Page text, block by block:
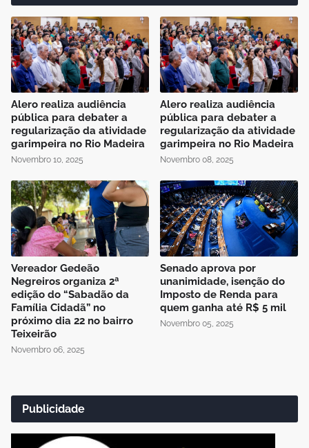
Alero realiza audiência
pública para debater a
regularização da atividade
garimpeira no Rio Madeira
Novembro 10, 2025
Alero realiza audiência
pública para debater a
regularização da atividade
garimpeira no Rio Madeira
Novembro 08, 2025
Vereador Gedeão
Negreiros organiza 2ª
edição do “Sabadão da
Família Cidadã” no
próximo dia 22 no bairro
Teixeirão
Novembro 06, 2025
Senado aprova por
unanimidade, isenção do
Imposto de Renda para
quem ganha até R$ 5 mil
Novembro 05, 2025
Publicidade